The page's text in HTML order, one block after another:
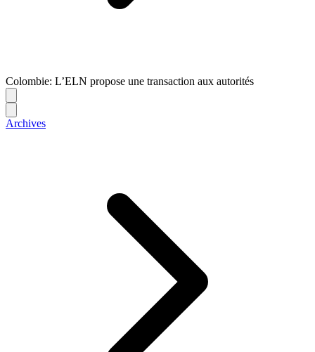
Colombie: L’ELN propose une transaction aux autorités
Archives